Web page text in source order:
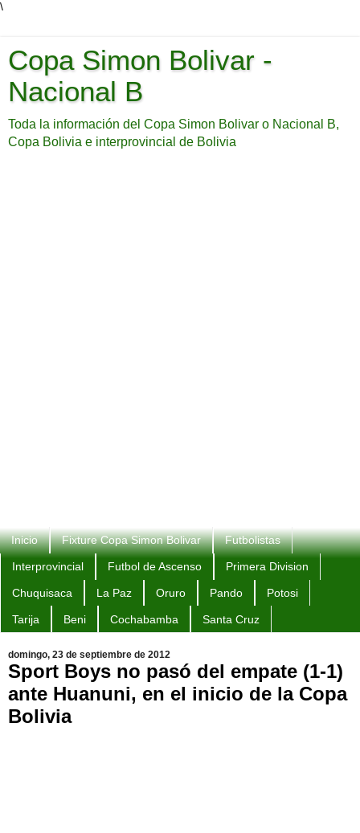
\
Copa Simon Bolivar -
Nacional B
Toda la información del Copa Simon Bolivar o Nacional B,
Copa Bolivia e interprovincial de Bolivia
Inicio Fixture Copa Simon Bolivar Futbolistas
Interprovincial Futbol de Ascenso Primera Division
Chuquisaca La Paz Oruro Pando Potosi
Tarija Beni Cochabamba Santa Cruz
domingo, 23 de septiembre de 2012
Sport Boys no pasó del empate (1-1)
ante Huanuni, en el inicio de la Copa
Bolivia